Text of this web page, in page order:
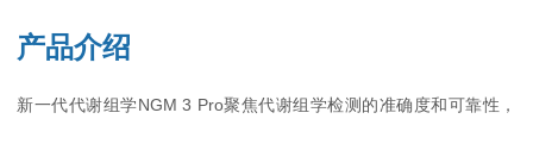
产品介绍
新一代代谢组学NGM 3 Pro聚焦代谢组学检测的准确度和可靠性，